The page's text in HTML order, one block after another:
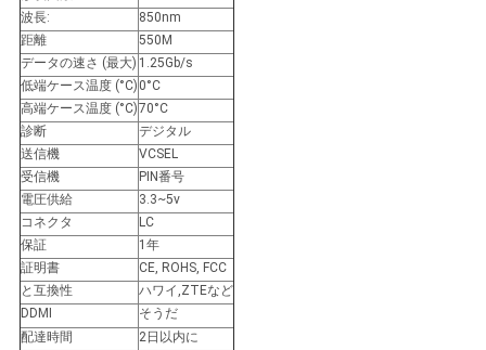
ー
波長:
850nm
距離
550M
データの速さ (最大) 1.25Gb/s
低端ケース温度 (°C) 0°C
高端ケース温度 (°C)70°C
診断
デジタル
送信機
VCSEL
受信機
PIN番号
電圧供給
3.3~5v
コネクタ
LC
保証
1年
証明書
CE, ROHS, FCC
と互換性
ハワイ,ZTEなど
DDMI
そうだ
配達時間
2日以内に